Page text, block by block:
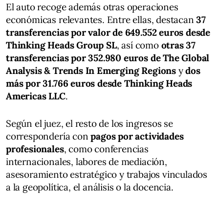
El auto recoge además otras operaciones
económicas relevantes. Entre ellas, destacan37
transferencias por valor de 649.552 euros desde
Thinking Heads Group SL, así como otras 37
transferencias por 352.980 euros de The Global
Analysis & Trends In Emerging Regionsydos
más por 31.766 euros desde Thinking Heads
Americas LLC.
Según el juez, el resto de los ingresos se
correspondería conpagos por actividades
profesionales, como conferencias
internacionales, labores de mediación,
asesoramiento estratégico y trabajos vinculados
a la geopolítica, el análisis o la docencia.